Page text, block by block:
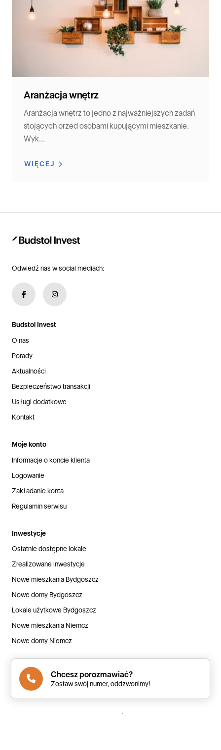
Chcesz porozmawiać?
Zostaw swój numer, oddzwonimy!
Aranżacja wnętrz
Aranżacja wnętrz to jedno z najważniejszych zadań
stojących przed osobami kupującymi mieszkanie.
Wyk...
WIĘCEJ
Odwiedź nas w social mediach:
Budstol Invest
O nas
Porady
Aktualności
Bezpieczeństwo transakcji
Usługi dodatkowe
Kontakt
Moje konto
Informacje o koncie klienta
Logowanie
Zakładanie konta
Regulamin serwisu
Inwestycje
Ostatnie dostępne lokale
Zrealizowane inwestycje
Nowe mieszkania Bydgoszcz
Nowe domy Bydgoszcz
Lokale użytkowe Bydgoszcz
Nowe mieszkania Niemcz
Nowe domy Niemcz
© Copyright 2000-2026 byBudstol Invest Sp. z o.o.
Polityka prywatności